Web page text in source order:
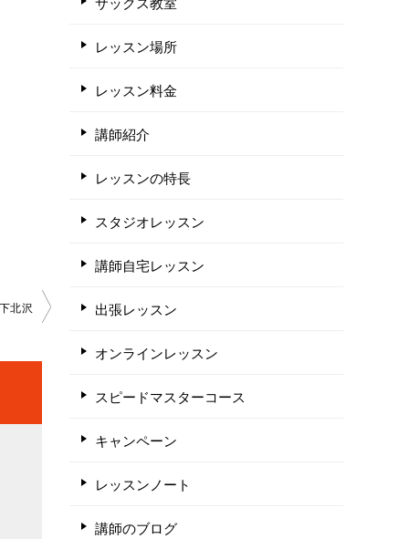
北沢
レッスン場所
レッスン料金
講師紹介
レッスンの特長
スタジオレッスン
講師自宅レッスン
出張レッスン
オンラインレッスン
スピードマスターコース
キャンペーン
レッスンノート
講師のブログ